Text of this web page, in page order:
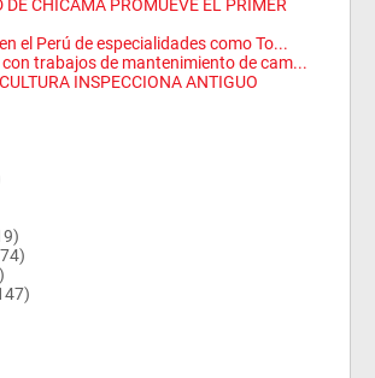
DE CHICAMA PROMUEVE EL PRIMER
el Perú de especialidades como To...
con trabajos de mantenimiento de cam...
INSPECCIONA ANTIGUO